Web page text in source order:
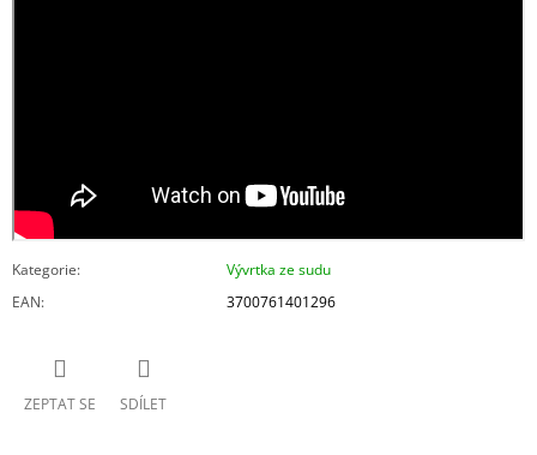
Kategorie:
Vývrtka ze sudu
EAN: 3700761401296
ZEPTAT SE SDÍLET